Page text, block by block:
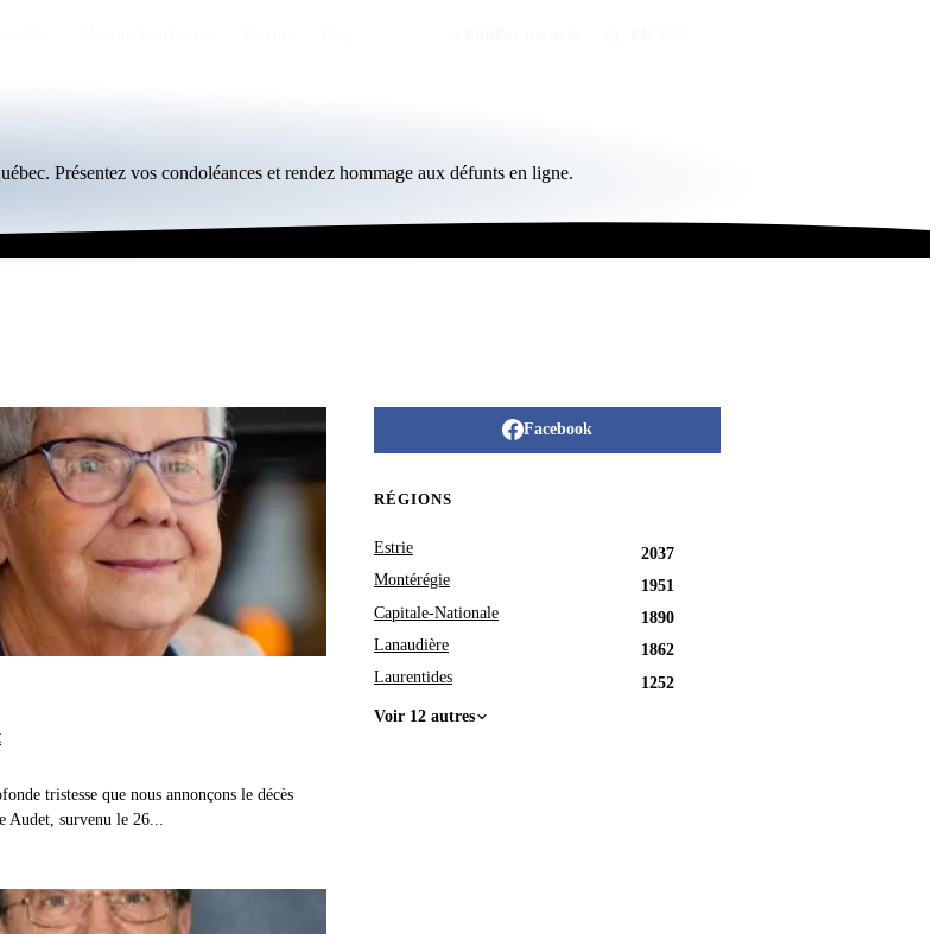
Présentez vos condoléances et rendez hommage aux défunts en ligne.
tristesse que nous annonçons le décès
Audet, survenu le 26...
Facebook
RÉGIONS
Estrie
2037
Montérégie
1951
Capitale-Nationale
1890
Lanaudière
1862
Laurentides
1252
Voir 12 autres